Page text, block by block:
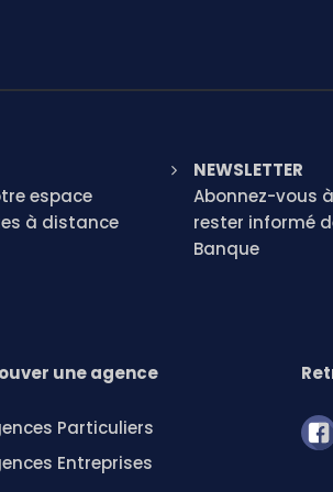
espace
à distance
NEWSLETTER
Abonnez-vous
rester informé
Banque
une agence
Particuliers
Entreprises